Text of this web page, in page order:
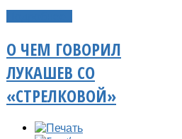
О ЧЕМ ГОВОРИЛ
ЛУКАШЕВ СО
«СТРЕЛКОВОЙ»